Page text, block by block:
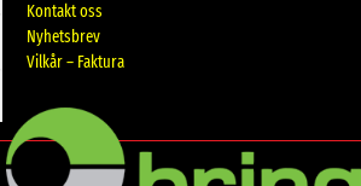
Kontakt oss
Nyhetsbrev
Vilkår – Faktura